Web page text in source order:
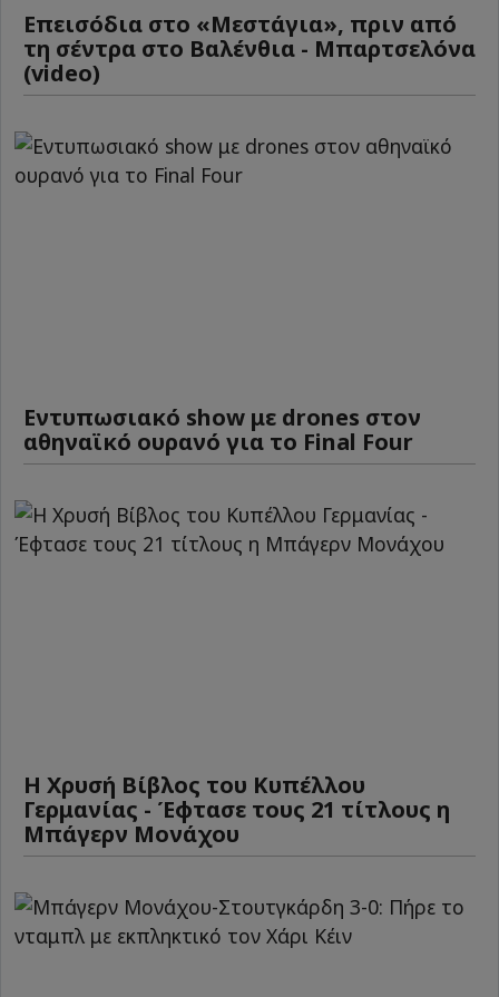
Επεισόδια στο «Μεστάγια», πριν από
τη σέντρα στο Βαλένθια - Μπαρτσελόνα
(video)
Εντυπωσιακό show με drones στον
αθηναϊκό ουρανό για το Final Four
Η Χρυσή Βίβλος του Κυπέλλου
Γερμανίας - Έφτασε τους 21 τίτλους η
Μπάγερν Μονάχου